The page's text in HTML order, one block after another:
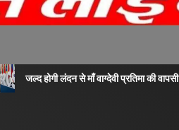
जल्द होगी लंदन से माँ वाग्देवी प्रतिमा की वापसी